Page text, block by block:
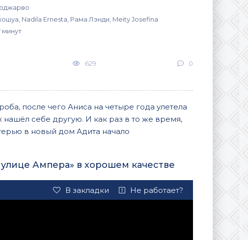
Nadila Ernesta, Рама Лэнди, Meity Josefina
минут
629 0
после чего Аниса на четыре года улетела
себе другую. И как раз в то же время,
в новый дом Адита начало
Ампера» в хорошем качестве
В закладки Не работает?